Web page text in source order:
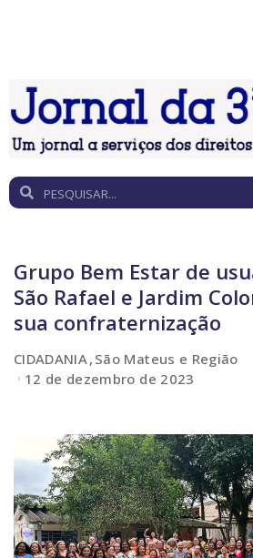
Grupo Bem Estar de
São Rafael e Jardim
sua confraternização
CIDADANIA São Mateus e Região
12 de dezembro de 2023